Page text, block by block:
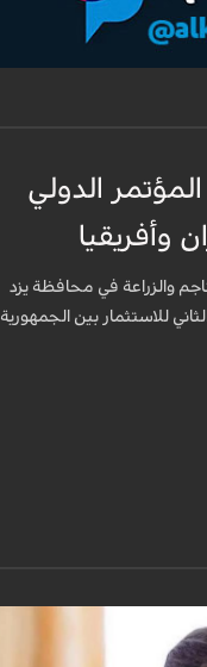
الدولي
وأفريقيا
والزراعة في محافظة يزد
للاستثمار بين الجمهورية